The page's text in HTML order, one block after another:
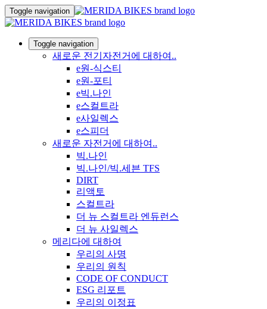
Toggle navigation
Toggle navigation
새로운 전기자전거에 대하여..
e원-식스티
e원-포티
e빅.나인
e스컬트라
e사일렉스
e스피더
새로운 자전거에 대하여..
빅.나인
빅.나인/빅.세븐 TFS
DIRT
리액토
스컬트라
더 뉴 스컬트라 엔듀런스
더 뉴 사일렉스
메리다에 대하여
우리의 사명
우리의 원칙
CODE OF CONDUCT
ESG 리포트
우리의 이정표